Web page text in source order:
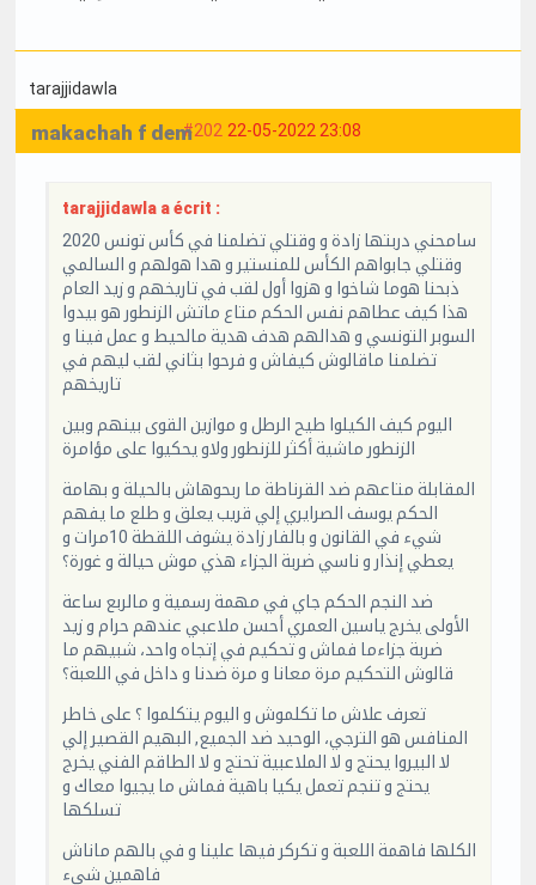
tarajjidawla
#202 22-05-2022 23:08
makachah f dem
tarajjidawla a écrit :
سامحني دربتها زادة و وقتلي تضلمنا في كأس تونس 2020
وقتلي جابواهم الكأس للمنستير و هدا هولهم و السالمي
ذبحنا هوما شاخوا و هزوا أول لقب في تاريخهم و زيد العام
هذا كيف عطاهم نفس الحكم متاع ماتش الزنطور هو بيدوا
السوبر التونسي و هدالهم هدف هدية مالحيط و عمل فينا و
تضلمنا ماقالوش كيفاش و فرحوا بثاني لقب ليهم في
تاريخهم
اليوم كيف الكيلوا طيح الرطل و موازين القوى بينهم وبين
الزنطور ماشية أكثر للزنطور ولاو يحكيوا على مؤامرة
المقابلة متاعهم ضد القرناطة ما ربحوهاش بالحيلة و بهامة
الحكم يوسف الصرايري إلي قريب يعلق و طلع ما يفهم
شيء في القانون و بالفار زادة يشوف اللقطة 10مرات و
يعطي إنذار و ناسي ضربة الجزاء هذي موش حيالة و غورة؟
ضد النجم الحكم جاي في مهمة رسمية و مالربع ساعة
الأولى يخرج ياسين العمري أحسن ملاعبي عندهم حرام و زيد
ضربة جزاءما فماش و تحكيم في إتجاه واحد، شبيهم ما
قالوش التحكيم مرة معانا و مرة ضدنا و داخل في اللعبة؟
تعرف علاش ما تكلموش و اليوم يتكلموا ؟ على خاطر
المنافس هو الترجي، الوحيد ضد الجميع, البهيم القصير إلي
لا البيروا يحتج و لا الملاعبية تحتج و لا الطاقم الفني يخرج
يحتج و تنجم تعمل يكيا باهية فماش ما يجيوا معاك و
تسلكها
الكلها فاهمة اللعبة و تكركر فيها علينا و في بالهم ماناش
فاهمين شيء